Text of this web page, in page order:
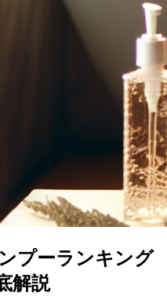
プーランキング
解説